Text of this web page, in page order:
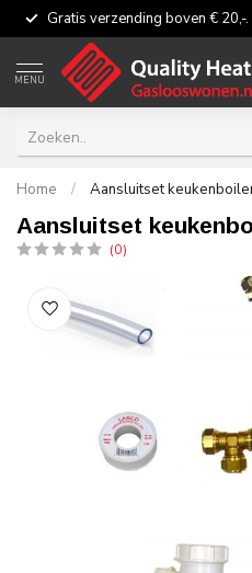
Gratis verzending boven € 20,-.
MENU
Home / Aansluitset
Aansluitset
(0)